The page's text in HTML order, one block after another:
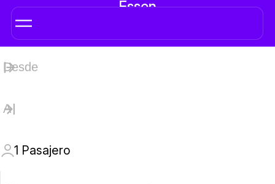
Essen
1 Pasajero